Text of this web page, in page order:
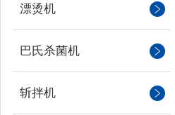
漂烫机
巴氏杀菌机
斩拌机